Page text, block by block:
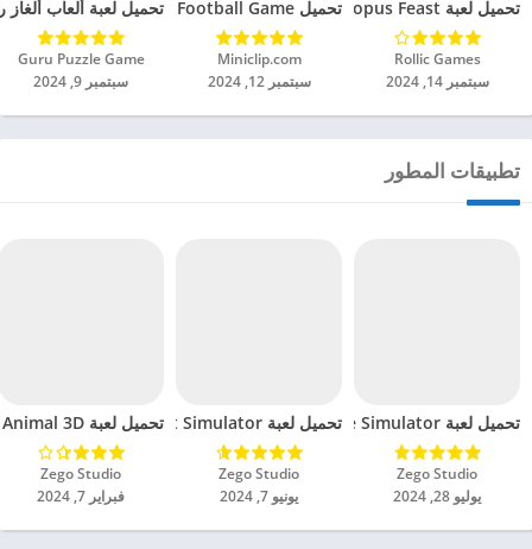
تحميل لعبة Octopus Feast مهكرة للاندرويد 2024
Rollic Games‏
سبتمبر 14, 2024
تحميل Soccer Hero PvP Football Game مهكرة للاندرويد 2024
Miniclip.com‏
سبتمبر 12, 2024
تحميل لعبة ألعاب ألغاز
Guru Puzzle Game‏
سبتمبر 9, 2024
تطبيقات المطور
تحميل لعبة Clothing Store Simulator مهكرة للاندرويد 2024
Zego Studio‏
يوليو 28, 2024
تحميل لعبة Supermarket Simulator مهكرة للاندرويد 2024
Zego Studio‏
يونيو 7, 2024
تحميل لعبة GT Animal 3D مهكرة للاندرويد 2024
Zego Studio‏
فبراير 7, 2024